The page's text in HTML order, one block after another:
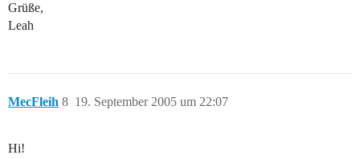
Grüße,
Leah
MecFleih 19. September 2005 um 22:07
8
Hi!